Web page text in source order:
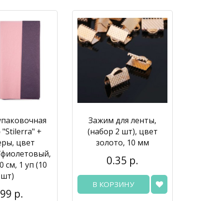
+
цвет
см, 1 уп (10
шт)
р.
Зажим для ленты,
(набор 2 шт), цвет
золото, 10 мм
0.35 р.
В КОРЗИНУ